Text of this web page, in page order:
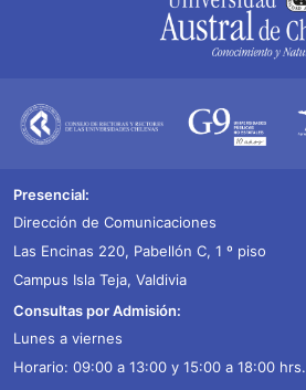
Presencial:
Dirección de Comunicaciones
Las Encinas 220, Pabellón C, 1 º piso
Campus Isla Teja, Valdivia
Consultas por Admisión:
Lunes a viernes
Horario: 09:00 a 13:00 y 15:00 a 18:00 hrs.